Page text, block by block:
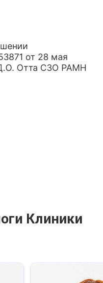
от 28 мая
Отта СЗО РАМН
Клиники